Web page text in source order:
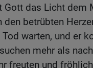
Gott das Licht dem
den betrübten
warten, und er
mehr als
freuten und